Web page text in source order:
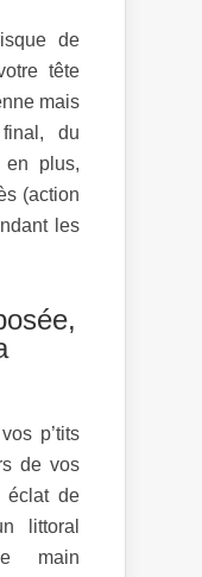
de
tête
mais
du
en plus,
(action
les
p’tits
de vos
éclat de
littoral
main